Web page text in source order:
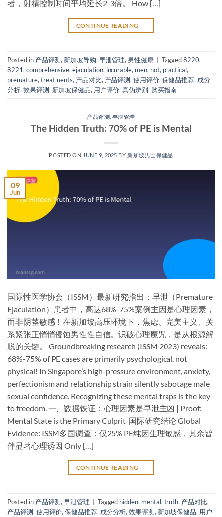
者，射精控制时间平均延长2-3倍。 ​How […]
CONTINUE READING →
Posted in 产品评测, 新加坡导购, 早泄管理, 男性健康 Tagged8220,
8221, comprehensive, ejaculation, incurable, men, not, practical,
premature, treatments, 产品对比, 产品评测, 使用评价, 保健品推荐, 成分
分析, 效果评测, 新加坡保健品, 用户评价, 真伪辨别, 购买指南
产品评测 早泄管理
The Hidden Truth: 70% of PE is Mental
POSTED ON JUNE 9, 2025 BY 新加坡男士保健品
09
Jun
国际性医学协会（ISSM）最新研究指出：早泄（Premature
Ejaculation）患者中，​高达68%-75%案例主因是心理因素，
而非阴茎敏感！在新加坡高压环境下，焦虑、完美主义、关
系紧张正悄悄侵蚀男性性自信。识破心理魔咒，是从根源解
脱的关键。 Groundbreaking research (ISSM 2023) reveals: ​
68%-75% of PE cases are primarily psychological, not
physical! In Singapore’s high-pressure environment, anxiety,
perfectionism and relationship strain silently sabotage male
sexual confidence. Recognizing these mental traps is the key
to freedom. ​一、数据铁证：心理因素是早泄主凶​ | ​Proof:
Mental State is the Primary Culprit ​ ​国际研究结论​ ​Global
Evidence:​​ ISSM多国调查：仅25% PE纯因生理敏感，其余皆
伴显著心理诱因 Only […]
CONTINUE READING →
Posted in 产品评测,早泄管理 Tagged hidden, mental,truth, 产品对比,
产品评测,使用评价,保健品推荐, 成分分析,效果评测, 新加坡保健品, 用户